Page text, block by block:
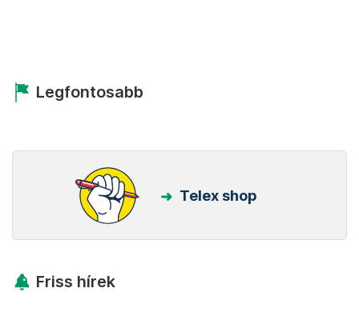
Legfontosabb
Telex shop
Friss hírek